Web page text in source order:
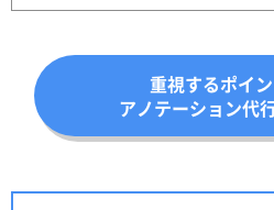
重視するポイ
アノテーション代